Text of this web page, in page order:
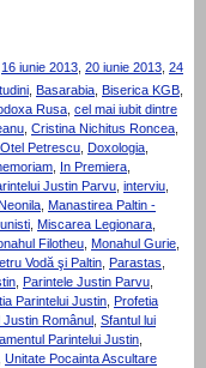
16 iunie 2013 20 iunie 2013 24
, Basarabia, Biserica KGB,
Rusa, cel mai iubit dintre
, Cristina Nichitus Roncea,
Petrescu, Doxologia,
, In Premiera,
Justin Parvu, interviu,
, Manastirea Paltin -
, Miscarea Legionara,
Filotheu, Monahul Gurie,
Vodă şi Paltin, Parastas,
, Parintele Justin Parvu,
Parintelui Justin, Profetia
Justin Românul , Sfantul lui
Parintelui Justin,
Unitate Pocainta Ascultare